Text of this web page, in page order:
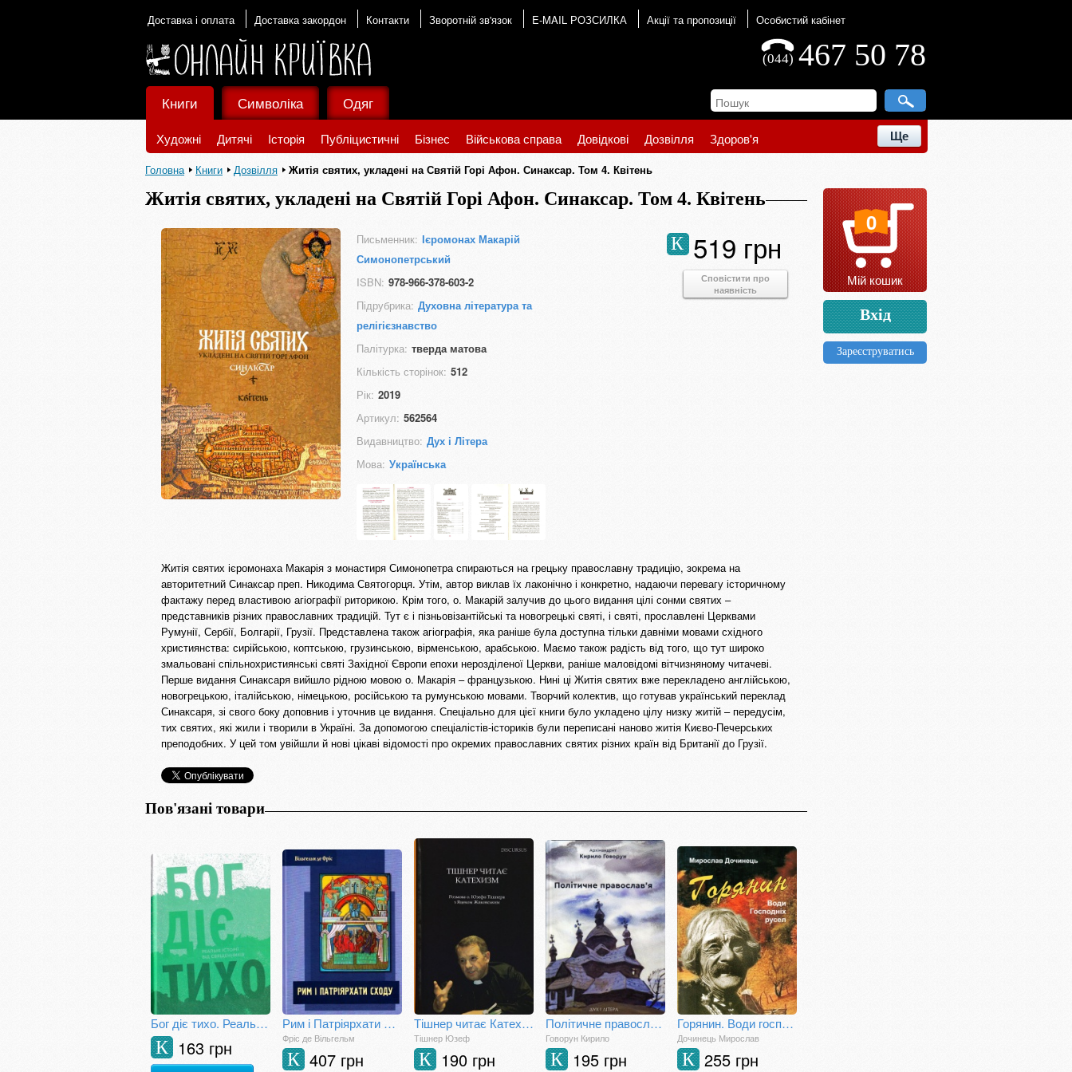
Доставка і оплата Доставка закордон Контакти Зворотній зв'язок E-MAIL РОЗСИЛКА Акції та пропозиції Особистий кабінет
467 50 78
(044)
Книги
Художні Дитячі Історія Публіцистичні Бізнес Військова справа Довідкові Дозвілля Здоров'я Ще
Символіка Одяг
Головна Книги Дозвілля Житія святих, укладені на Святій Горі Афон. Синаксар. Том 4. Квітень
Житія святих, укладені на Святій Горі Афон. Синаксар. Том 4. Квітень
Письменник: Ієромонах Макарій
Симонопетрський
ISBN: 978-966-378-603-2
Підрубрика: Духовна література та
релігієзнавство
Палітурка: тверда матова
Кількість сторінок: 512
Рік: 2019
Артикул: 562564
Видавництво: Дух і Літера
Мова: Українська
519 грн
К
Сповістити про
наявність
Житія святих ієромонаха Макарія з монастиря Симонопетра спираються на грецьку православну традицію, зокрема на
авторитетний Синаксар преп. Никодима Святогорця. Утім, автор виклав їх лаконічно і конкретно, надаючи перевагу історичному
фактажу перед властивою агіографії риторикою. Крім того, о. Макарій залучив до цього видання цілі сонми святих –
представників різних православних традицій. Тут є і пізньовізантійські та новогрецькі святі, і святі, прославлені Церквами
Румунії, Сербії, Болгарії, Грузії. Представлена також агіографія, яка раніше була доступна тільки давніми мовами східного
християнства: сирійською, коптською, грузинською, вірменською, арабською. Маємо також радість від того, що тут широко
змальовані спільнохристиянські святі Західної Європи епохи нерозділеної Церкви, раніше маловідомі вітчизняному читачеві.
Перше видання Синаксаря вийшло рідною мовою о. Макарія – французькою. Нині ці Житія святих вже перекладено англійською,
новогрецькою, італійською, німецькою, російською та румунською мовами. Творчий колектив, що готував український переклад
Синаксаря, зі свого боку доповнив і уточнив це видання. Спеціально для цієї книги було укладено цілу низку житій – передусім,
тих святих, які жили і творили в Україні. За допомогою спеціалістів-істориків були переписані наново житія Києво-Печерських
преподобних. У цей том увійшли й нові цікаві відомості про окремих православних святих різних країн від Британії до Грузії.
Пов'язані товари
Бог діє тихо. Реальні історії від священників
163 грн
К
Рим і Патріярхати Сходу
Фріс де Вільгельм
407 грн
К
Тішнер читає Катехизм
Тішнер Юзеф
190 грн
К
Політичне православ’я: доктрина, що розділяє Церкву
Говорун Кирило
195 грн
К
Горянин. Води господніх русел
Дочинець Мирослав
255 грн
К
0
Мій кошик
Вхід
Зареєструватись